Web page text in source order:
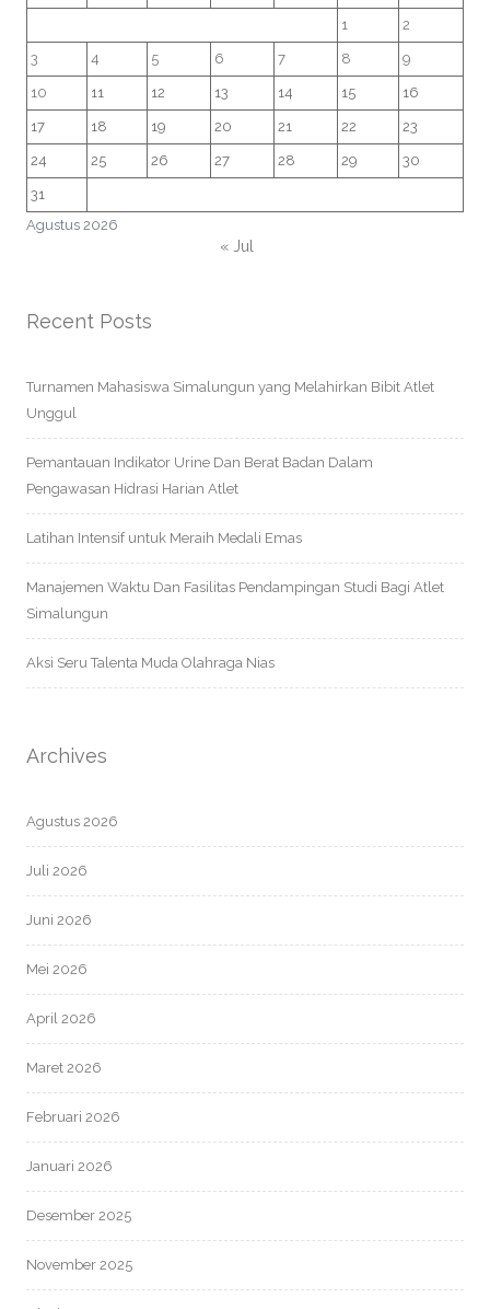
Agustus 2026
1 2
3 4 5 6 7 8 9
10 11 12 13 14 15 16
17 18 19 20 21 22 23
24 25 26 27 28 29 30
31
« Jul
Recent Posts
Turnamen Mahasiswa Simalungun yang Melahirkan Bibit Atlet
Unggul
Pemantauan Indikator Urine Dan Berat Badan Dalam
Pengawasan Hidrasi Harian Atlet
Latihan Intensif untuk Meraih Medali Emas
Manajemen Waktu Dan Fasilitas Pendampingan Studi Bagi Atlet
Simalungun
Aksi Seru Talenta Muda Olahraga Nias
Archives
Agustus 2026
Juli 2026
Juni 2026
Mei 2026
April 2026
Maret 2026
Februari 2026
Januari 2026
Desember 2025
November 2025